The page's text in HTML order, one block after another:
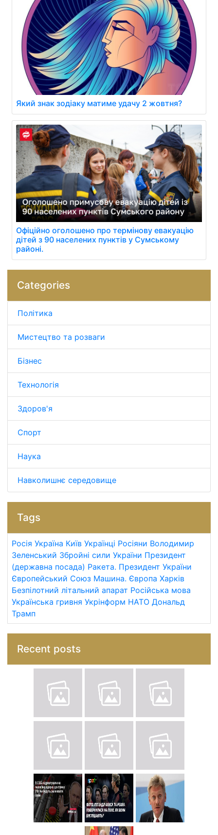
Який знак зодіаку матиме удачу 2 жовтня?
Офіційно оголошено про термінову евакуацію
дітей з 90 населених пунктів у Сумському
районі.
Categories
Політика
Мистецтво та розваги
Бізнес
Технологія
Здоров'я
Спорт
Наука
Навколишнє середовище
Tags
Росія Україна Київ Українці Росіяни Володимир
Зеленський Збройні сили України Президент
(державна посада) Ракета. Президент України
Європейський Союз Машина. Європа Харків
Безпілотний літальний апарат Російська мова
Українська гривня Укрінформ НАТО Дональд
Трамп
Recent posts